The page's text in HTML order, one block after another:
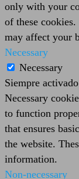
only with your
of these
may affect your
Necessary
Necessary
Siempre activado
Necessary
to function
that ensures
the website.
information.
Non-necessary